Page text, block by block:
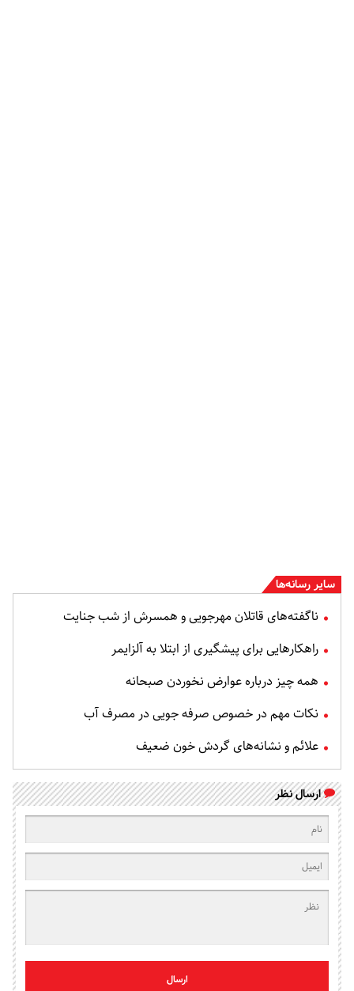
سایر رسانه‌ها
ناگفته‌های قاتلان مهرجویی و همسرش از شب جنایت
راهکارهایی برای پیشگیری از ابتلا به آلزایمر
همه چیز درباره عوارض نخوردن صبحانه
نکات مهم در خصوص صرفه جویی در مصرف آب
علائم و نشانه‌های گردش خون ضعیف
ارسال نظر
ارسال